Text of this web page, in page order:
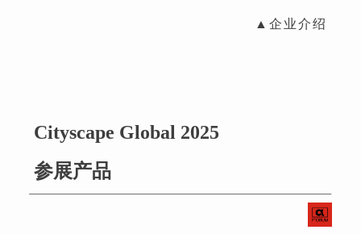
▲企业介绍
Cityscape Global 2025
参展产品